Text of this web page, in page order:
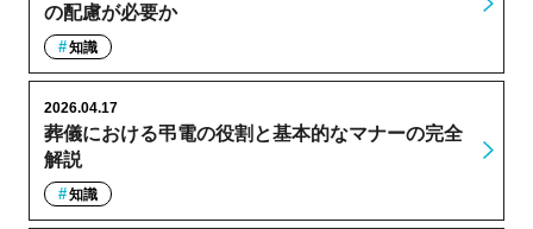
の配慮が必要か
知識
葬儀における弔電の役割と基本的なマナーの完全
解説
2026.04.17
知識